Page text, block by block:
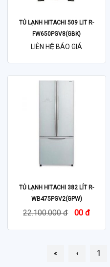
TỦ LẠNH HITACHI 509 LIT R-
FW650PGV8(GBK)
LIÊN HỆ BÁO GIÁ
TỦ LẠNH HITACHI 382 LÍT R-
WB475PGV2(GPW)
22.100.000 đ 00 đ
« ‹ 1